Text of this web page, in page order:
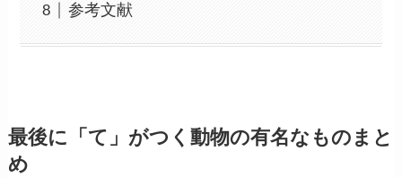
参考文献
最後に「て」がつく動物の有名なものまと
め